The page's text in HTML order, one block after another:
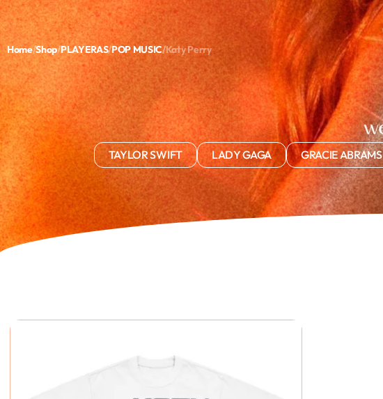
WELCOME TO THE NEW ERA ❤️‍🔥
TODOPLAYERAS BYE BYE Buscar Carrito
Home/Shop/PLAYERAS/POP MUSIC/Katy Perry
TAYLOR SWIFT LADY GAGA GRACIE ABRAMS